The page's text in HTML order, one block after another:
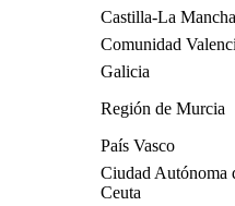
Castilla-La Mancha
Comunidad
Galicia
Región de Murcia
País Vasco
Ciudad Autónoma
Ceuta